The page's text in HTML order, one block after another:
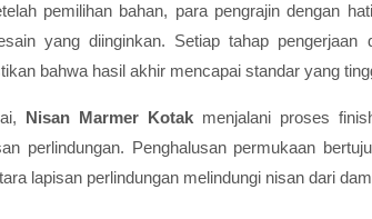
pemilihan bahan, para pengrajin dengan
yang diinginkan. Setiap tahap pengerjaan
bahwa hasil akhir mencapai standar yang
Nisan Marmer Kotak menjalani proses
perlindungan. Penghalusan permukaan
lapisan perlindungan melindungi nisan dari